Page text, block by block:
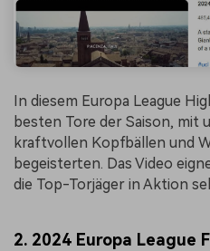
In diesem Europa League
besten Tore der Saison, mit
kraftvollen Kopfbällen und
begeisterten. Das Video
die Top-Torjäger in Aktion
2. 2024 Europa League